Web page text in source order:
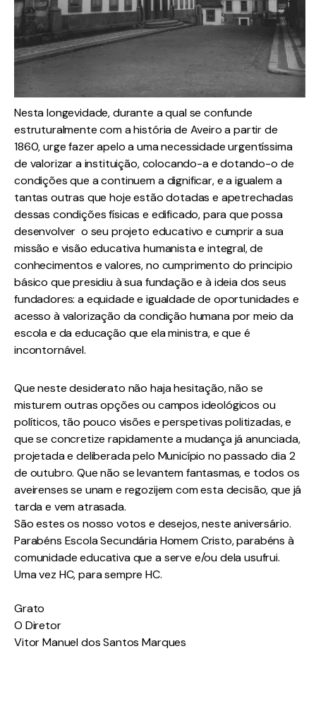
Nesta longevidade, durante a qual se confunde
estruturalmente com a história de Aveiro a partir de
1860, urge fazer apelo a uma necessidade urgentíssima
de valorizar a instituição, colocando-a e dotando-o de
condições que a continuem a dignificar, e a igualem a
tantas outras que hoje estão dotadas e apetrechadas
dessas condições físicas e edificado, para que possa
desenvolver o seu projeto educativo e cumprir a sua
missão e visão educativa humanista e integral, de
conhecimentos e valores, no cumprimento do principio
básico que presidiu à sua fundação e à ideia dos seus
fundadores: a equidade e igualdade de oportunidades e
acesso à valorização da condição humana por meio da
escola e da educação que ela ministra, e que é
incontornável.
Que neste desiderato não haja hesitação, não se
misturem outras opções ou campos ideológicos ou
políticos, tão pouco visões e perspetivas politizadas, e
que se concretize rapidamente a mudança já anunciada,
projetada e deliberada pelo Município no passado dia 2
de outubro. Que não se levantem fantasmas, e todos os
aveirenses se unam e regozijem com esta decisão, que já
tarda e vem atrasada.
São estes os nosso votos e desejos, neste aniversário.
Parabéns Escola Secundária Homem Cristo, parabéns à
comunidade educativa que a serve e/ou dela usufrui.
Uma vez HC, para sempre HC.
Grato
O Diretor
Vitor Manuel dos Santos Marques